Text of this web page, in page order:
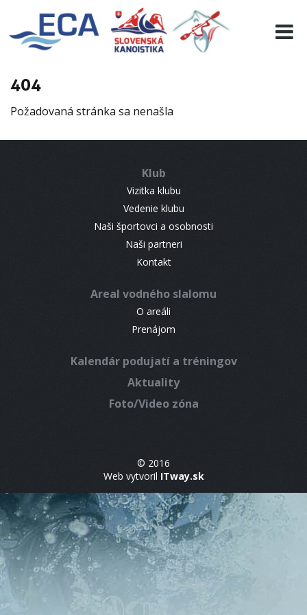
404
Požadovaná stránka sa nenašla
Klub
Vizitka klubu
Vedenie klubu
Naši športovci a osobnosti
Naši partneri
Kontakt
Areal vodného slalomu
O areáli
Prenájom
Kalendár podujatí a tréningov
Aktuality
Foto/Video zóna
© 2016
Web vytvoril ITway.sk
EURO 19
INFO
RESULTS
CONTACT